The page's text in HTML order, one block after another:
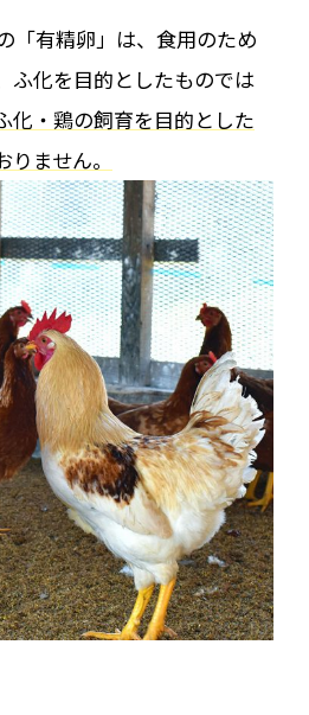
「有精卵」は、食用のため
ふ化を目的としたものでは
化・鶏の飼育を目的とした
ません。